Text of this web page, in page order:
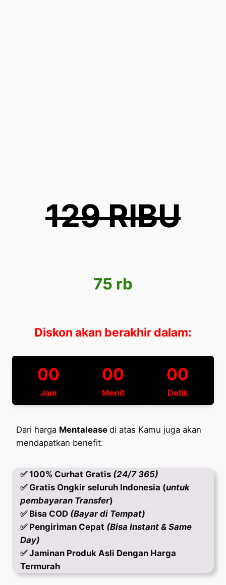
129 RIBU
75 rb
Diskon akan berakhir dalam:
00
Jam
00
Menit
00
Detik
Dari harga Mentalease di atas Kamu juga akan
mendapatkan benefit:
✅ 100% Curhat Gratis (24/7 365)
✅ Gratis Ongkir seluruh Indonesia (untuk
pembayaran Transfer)
✅ Bisa COD (Bayar di Tempat)
✅ Pengiriman Cepat (Bisa Instant & Same
Day)
✅ Jaminan Produk Asli Dengan Harga
Termurah